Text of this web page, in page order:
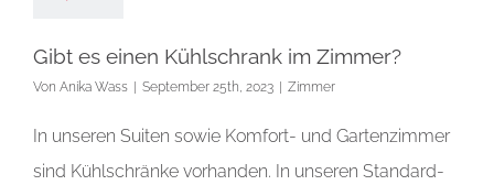
Gibt es einen Kühlschrank im Zimmer?
Von Anika Wass September 25th, 2023 Zimmer
In unseren Suiten sowie Komfort- und Gartenzimmer
sind Kühlschränke vorhanden. In unseren Standard-